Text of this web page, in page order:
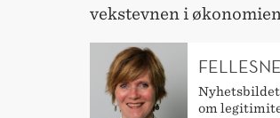
vekstevnen i
Nyhetsbildet
om